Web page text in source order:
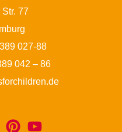
77
027-88
042 – 86